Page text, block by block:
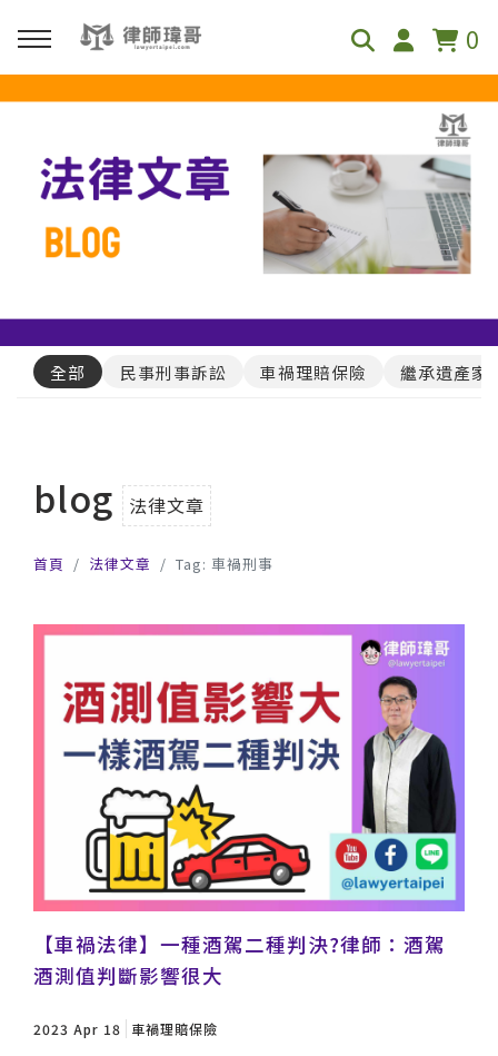
0
回主選單
免費影音資源
Youtube
全部 民事刑事訴訟 車禍理賠保險 繼承遺產家
blog 法律文章
首頁 法律文章 Tag: 車禍刑事
【車禍法律】一種酒駕二種判決?律師：酒駕
酒測值判斷影響很大
2023 Apr 18 車禍理賠保險